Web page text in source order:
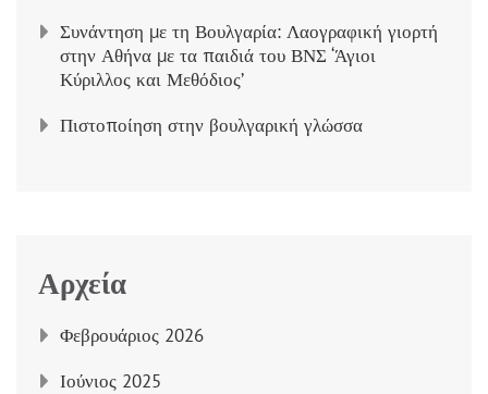
Συνάντηση με τη Βουλγαρία: Λαογραφική γιορτή
στην Αθήνα με τα παιδιά του ΒΝΣ ‘Άγιοι
Κύριλλος και Μεθόδιος’
Πιστοποίηση στην βουλγαρική γλώσσα
Αρχεία
Φεβρουάριος 2026
Ιούνιος 2025